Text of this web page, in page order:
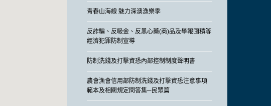
青春山海線 魅力深澳漁樂季
反詐騙、反吸金、反黑心藥(商)品及舉報囤積等
經濟犯罪防制宣導
防制洗錢及打擊資恐內部控制制度聲明書
農會漁會信用部防制洗錢及打擊資恐注意事項
範本及相關規定問答集─民眾篇